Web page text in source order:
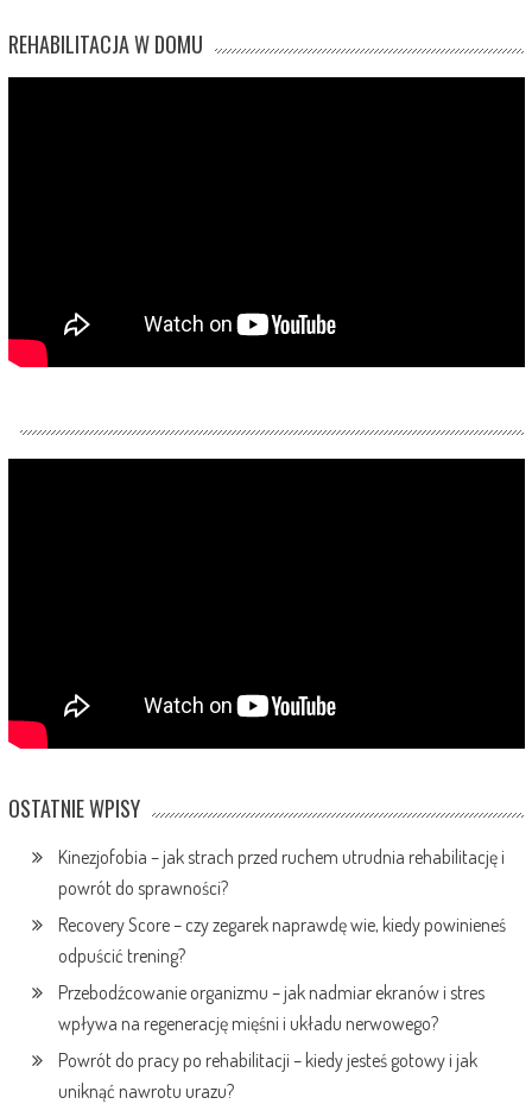
REHABILITACJA W DOMU
OSTATNIE WPISY
Kinezjofobia – jak strach przed ruchem utrudnia rehabilitację i
powrót do sprawności?
Recovery Score – czy zegarek naprawdę wie, kiedy powinieneś
odpuścić trening?
Przebodźcowanie organizmu – jak nadmiar ekranów i stres
wpływa na regenerację mięśni i układu nerwowego?
Powrót do pracy po rehabilitacji – kiedy jesteś gotowy i jak
uniknąć nawrotu urazu?